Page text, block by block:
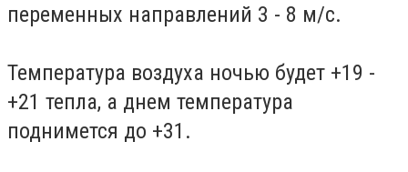
переменных направлений 3 - 8 м/с.
Температура воздуха ночью будет +19 -
+21 тепла, а днем температура
поднимется до +31.